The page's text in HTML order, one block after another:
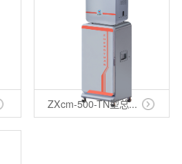
ZXcm-500-TN型总...